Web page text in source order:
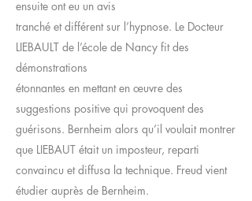
ensuite ont eu un avis
tranché et différent sur l’hypnose. Le Docteur
LIEBAULT de l’école de Nancy fit des
démonstrations
étonnantes en mettant en œuvre des
suggestions positive qui provoquent des
guérisons. Bernheim alors qu’il voulait montrer
que LIEBAUT était un imposteur, reparti
convaincu et diffusa la technique. Freud vient
étudier auprès de Bernheim.